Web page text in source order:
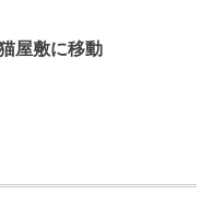
屋敷に移動